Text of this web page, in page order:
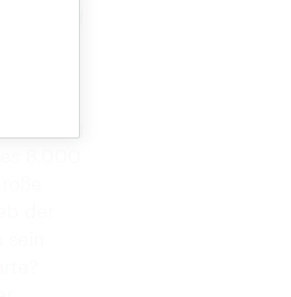
rund
(IGL)
man